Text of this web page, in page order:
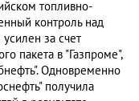
топливно-
контроль над
за счет
пакета в "Газпроме",
Одновременно
получила